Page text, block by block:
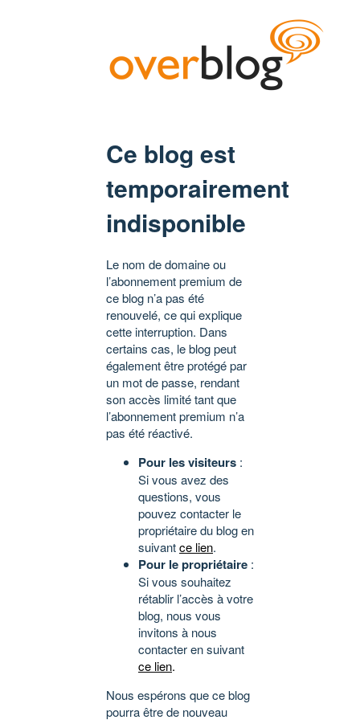
Ce blog est
temporairement
indisponible
Le nom de domaine ou
l’abonnement premium de
ce blog n’a pas été
renouvelé, ce qui explique
cette interruption. Dans
certains cas, le blog peut
également être protégé par
un mot de passe, rendant
son accès limité tant que
l’abonnement premium n’a
pas été réactivé.
Pour les visiteurs :
Si vous avez des
questions, vous
pouvez contacter le
propriétaire du blog en
suivantce lien.
Pour le propriétaire :
Si vous souhaitez
rétablir l’accès à votre
blog, nous vous
invitons à nous
contacter en suivant
ce lien.
Nous espérons que ce blog
pourra être de nouveau